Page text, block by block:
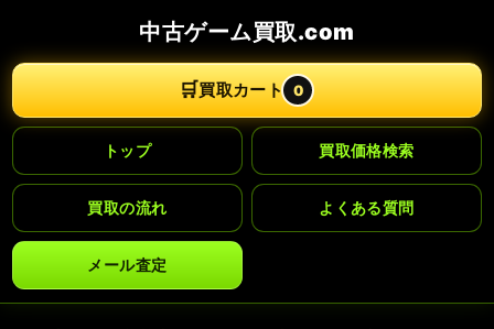
中古ゲーム買取.com
🛒買取カート 0
トップ 買取価格検索
買取の流れ よくある質問
メール査定